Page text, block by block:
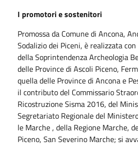
I promotori e sostenitori
Promossa da Comune di Ancona,
Sodalizio dei Piceni, è realizzata
della Soprintendenza Archeologia
delle Province di Ascoli Piceno,
quella delle Province di Ancona e
il contributo del Commissario
Ricostruzione Sisma 2016, del
Segretariato Regionale del
le Marche , della Regione Marche,
Piceno, San Severino Marche; si